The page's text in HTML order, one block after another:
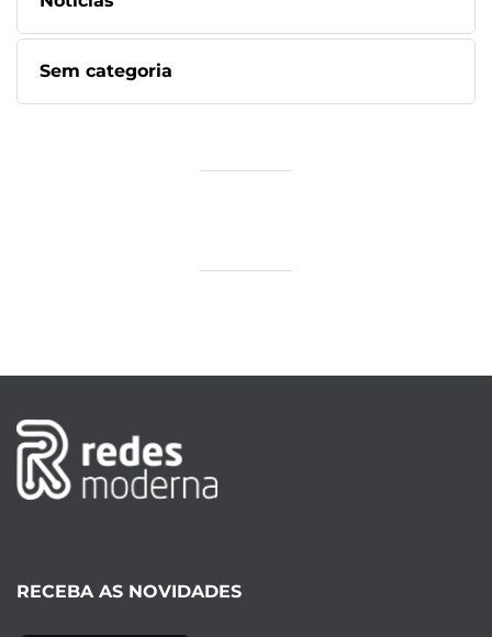
Sem categoria
RECEBA AS NOVIDADES